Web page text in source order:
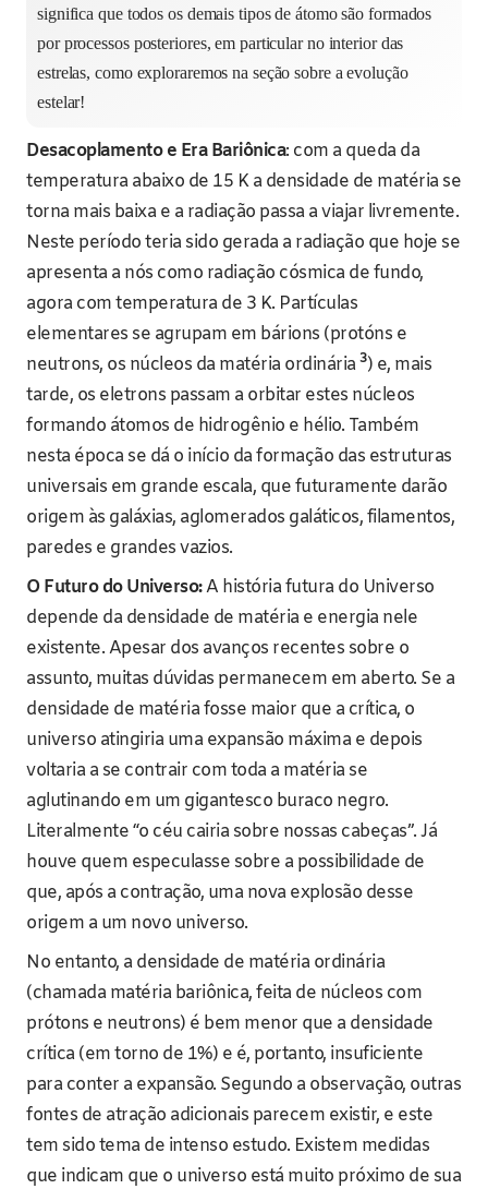
significa que todos os demais tipos de átomo são formados
por processos posteriores, em particular no interior das
estrelas, como exploraremos na seção sobre a evolução
estelar!
Desacoplamento e Era Bariônica: com a queda da
temperatura abaixo de 15 K a densidade de matéria se
torna mais baixa e a radiação passa a viajar livremente.
Neste período teria sido gerada a radiação que hoje se
apresenta a nós como radiação cósmica de fundo,
agora com temperatura de 3 K. Partículas
elementares se agrupam em bárions (protóns e
neutrons, os núcleos da matéria ordinária3) e, mais
tarde, os eletrons passam a orbitar estes núcleos
formando átomos de hidrogênio e hélio. Também
nesta época se dá o início da formação das estruturas
universais em grande escala, que futuramente darão
origem às galáxias, aglomerados galáticos, filamentos,
paredes e grandes vazios.
O Futuro do Universo:A história futura do Universo
depende da densidade de matéria e energia nele
existente. Apesar dos avanços recentes sobre o
assunto, muitas dúvidas permanecem em aberto. Se a
densidade de matéria fosse maior que a crítica, o
universo atingiria uma expansão máxima e depois
voltaria a se contrair com toda a matéria se
aglutinando em um gigantesco buraco negro.
Literalmente “o céu cairia sobre nossas cabeças”. Já
houve quem especulasse sobre a possibilidade de
que, após a contração, uma nova explosão desse
origem a um novo universo.
No entanto, a densidade de matéria ordinária
(chamada matéria bariônica, feita de núcleos com
prótons e neutrons) é bem menor que a densidade
crítica (em torno de 1%) e é, portanto, insuficiente
para conter a expansão. Segundo a observação, outras
fontes de atração adicionais parecem existir, e este
tem sido tema de intenso estudo. Existem medidas
que indicam que o universo está muito próximo de sua